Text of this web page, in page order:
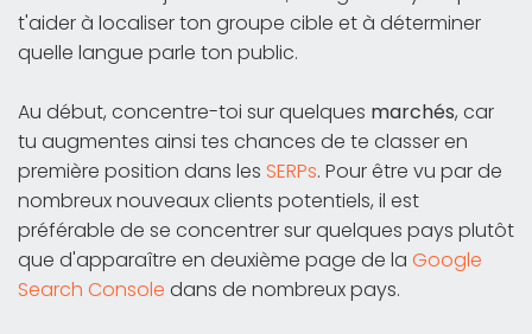
t'aider à localiser ton groupe cible et à déterminer
quelle langue parle ton public.
Au début, concentre-toi sur quelques marchés, car
tu augmentes ainsi tes chances de te classer en
première position dans les SERPs. Pour être vu par de
nombreux nouveaux clients potentiels, il est
préférable de se concentrer sur quelques pays plutôt
que d'apparaître en deuxième page de la Google
Search Console dans de nombreux pays.